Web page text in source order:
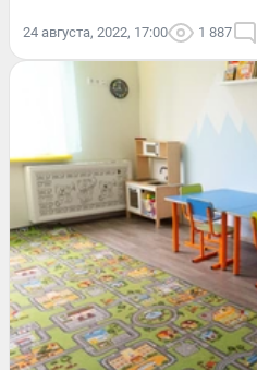
24 августа, 2022, 17:00 1 887